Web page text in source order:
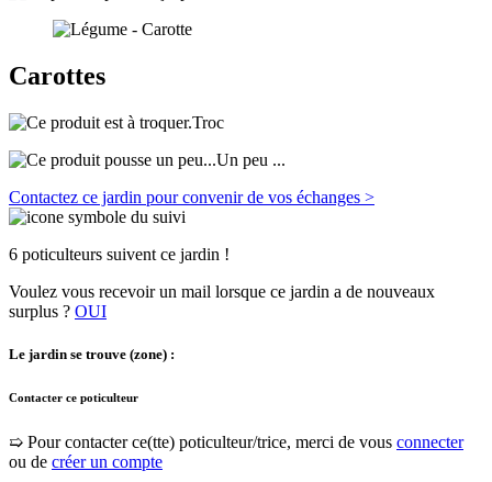
Carottes
Troc
Un peu ...
Contactez ce jardin pour convenir de vos échanges >
6 poticulteurs suivent ce jardin !
Voulez vous recevoir un mail lorsque ce jardin a de nouveaux
surplus ? OUI
Le jardin se trouve (zone) :
Contacter ce poticulteur
➯ Pour contacter ce(tte) poticulteur/trice, merci de vous connecter
ou de créer un compte